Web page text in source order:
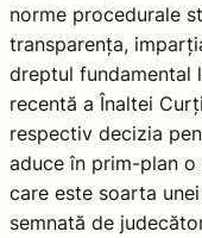
norme procedurale
transparența,
dreptul fundamental
recentă a Înaltei
respectiv decizia
aduce în prim-plan
care este soarta
semnată de